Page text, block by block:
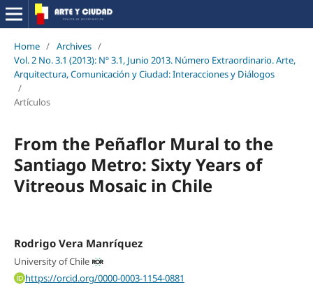
Home / Archives /
Vol. 2 No. 3.1 (2013): Nº 3.1, Junio 2013. Número Extraordinario. Arte,
Arquitectura, Comunicación y Ciudad: Interacciones y Diálogos
/
Artículos
From the Peñaflor Mural to the
Santiago Metro: Sixty Years of
Vitreous Mosaic in Chile
Rodrigo Vera Manríquez
University of Chile
https://orcid.org/0000-0003-1154-0881